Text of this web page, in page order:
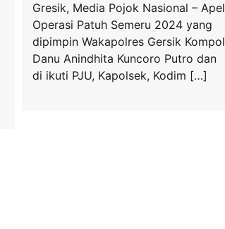
Gresik, Media Pojok Nasional – Apel
Operasi Patuh Semeru 2024 yang
dipimpin Wakapolres Gersik Kompol
Danu Anindhita Kuncoro Putro dan
di ikuti PJU, Kapolsek, Kodim […]